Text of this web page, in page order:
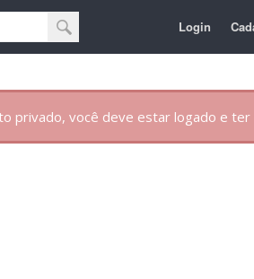
Login
privado, você deve estar logado e ter